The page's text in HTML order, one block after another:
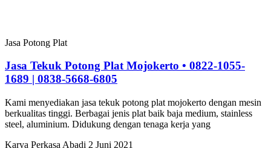
Jasa Potong Plat
Jasa Tekuk Potong Plat Mojokerto • 0822-1055-
1689 | 0838-5668-6805
Kami menyediakan jasa tekuk potong plat mojokerto dengan mesin
berkualitas tinggi. Berbagai jenis plat baik baja medium, stainless
steel, aluminium. Didukung dengan tenaga kerja yang
Karya Perkasa Abadi 2 Juni 2021